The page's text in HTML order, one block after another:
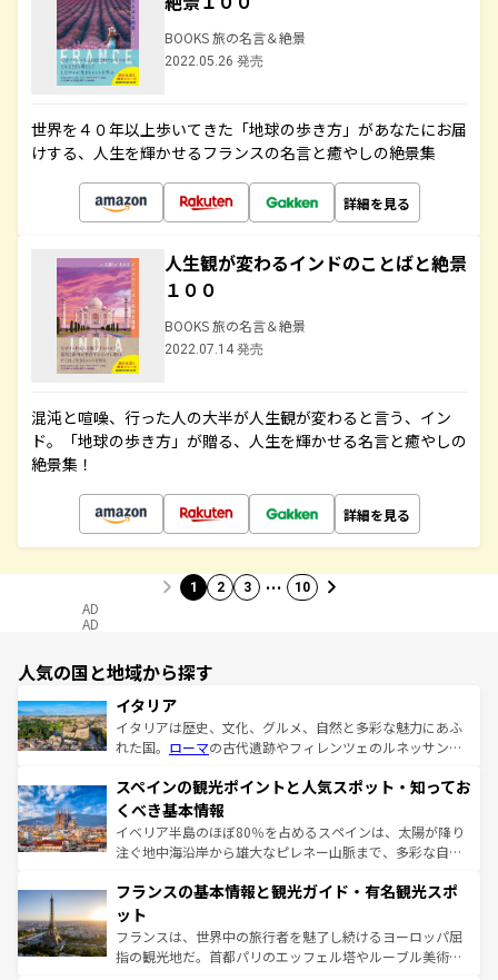
BOOKS 旅の名言＆絶景
2022.05.26 発売
世界を４０年以上歩いてきた「地球の歩き方」があなたにお届
けする、人生を輝かせるフランスの名言と癒やしの絶景集
詳細を見る
人生観が変わるインドのことばと絶景
１００
BOOKS 旅の名言＆絶景
2022.07.14 発売
混沌と喧噪、行った人の大半が人生観が変わると言う、イン
ド。「地球の歩き方」が贈る、人生を輝かせる名言と癒やしの
絶景集！
詳細を見る
1 2 3 … 10
AD
AD
人気の国と地域から探す
イタリア
イタリアは歴史、文化、グルメ、自然と多彩な魅力にあふ
れた国。 ローマの古代遺跡やフィレンツェのルネッサンス
ろん、トスカーナの美しい田園風景やアマルフィ海岸の絶
景など、自然景観も見逃せない。観光の合間には、本場の
ピザやパスタなど、絶品のイタリア料理を堪能することも
できる。朝目覚めてから夜眠るまで、すべての瞬間を楽し
なお、新着のイタリア情報はコンテンツ一覧を参照してほ
しい。
スペインの観光ポイントと人気スポット・知ってお
くべき基本情報
イベリア半島のほぼ80％を占めるスペインは、太陽が降り
注ぐ地中海沿岸から雄大なピレネー山脈まで、多彩な自然
文化が根付くこの国では、情熱的なフラメンコ、熱気あふ
れる闘牛、そして美味しいタパスが生活の一部となってい
る。首都マドリードの洗練された雰囲気や、バルセロナの
アートに溢れた街角から、地方では古代ローマ遺跡や中世
フランスの基本情報と観光ガイド・有名観光スポ
ット
フランスは、世界中の旅行者を魅了し続けるヨーロッパ屈
指の観光地だ。首都パリのエッフェル塔やルーブル美術館